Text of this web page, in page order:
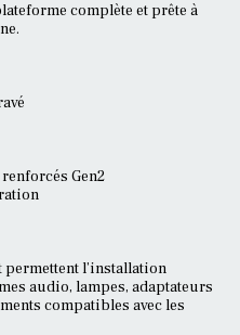
complète et prête à
Gen2
l’installation
audio, lampes, adaptateurs
compatibles avec les